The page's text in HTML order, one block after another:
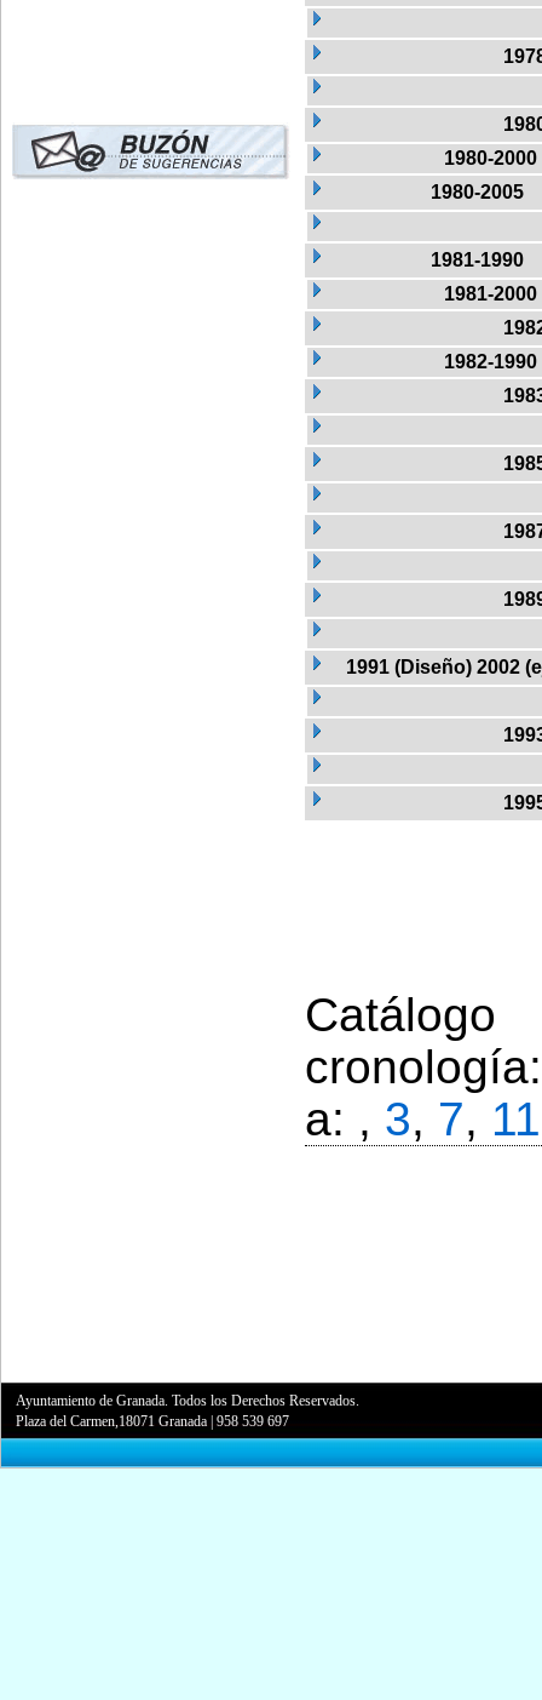
1980-2000
1980-2005
1981-1990
1981-2000
1982-1990
1991 (Diseño) 2002
a: , 3, 7, 11
Ayuntamiento de Granada. Todos los Derechos Reservados.
Plaza del Carmen,18071 Granada |958 539 697